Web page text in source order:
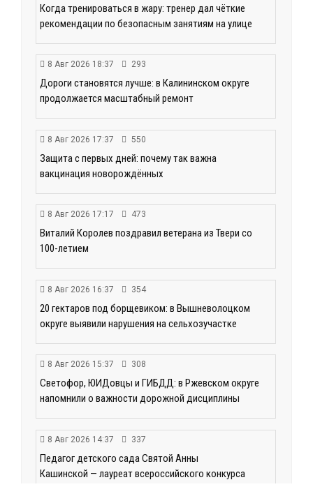
Когда тренироваться в жару: тренер дал чёткие
рекомендации по безопасным занятиям на улице
8 Авг 2026 18:37 293
Дороги становятся лучше: в Калининском округе
продолжается масштабный ремонт
8 Авг 2026 17:37 550
Защита с первых дней: почему так важна
вакцинация новорождённых
8 Авг 2026 17:17 473
Виталий Королев поздравил ветерана из Твери со
100-летием
8 Авг 2026 16:37 354
20 гектаров под борщевиком: в Вышневолоцком
округе выявили нарушения на сельхозучастке
8 Авг 2026 15:37 308
Светофор, ЮИДовцы и ГИБДД: в Ржевском округе
напомнили о важности дорожной дисциплины
8 Авг 2026 14:37 337
Педагог детского сада Святой Анны
Кашинской — лауреат всероссийского конкурса